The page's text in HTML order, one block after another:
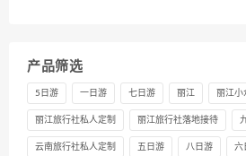
产品筛选
5日游 一日游 七日游 丽江 丽江小
丽江旅行社私人定制 丽江旅行社落地接待
云南旅行社私人定制 五日游 八日游 六